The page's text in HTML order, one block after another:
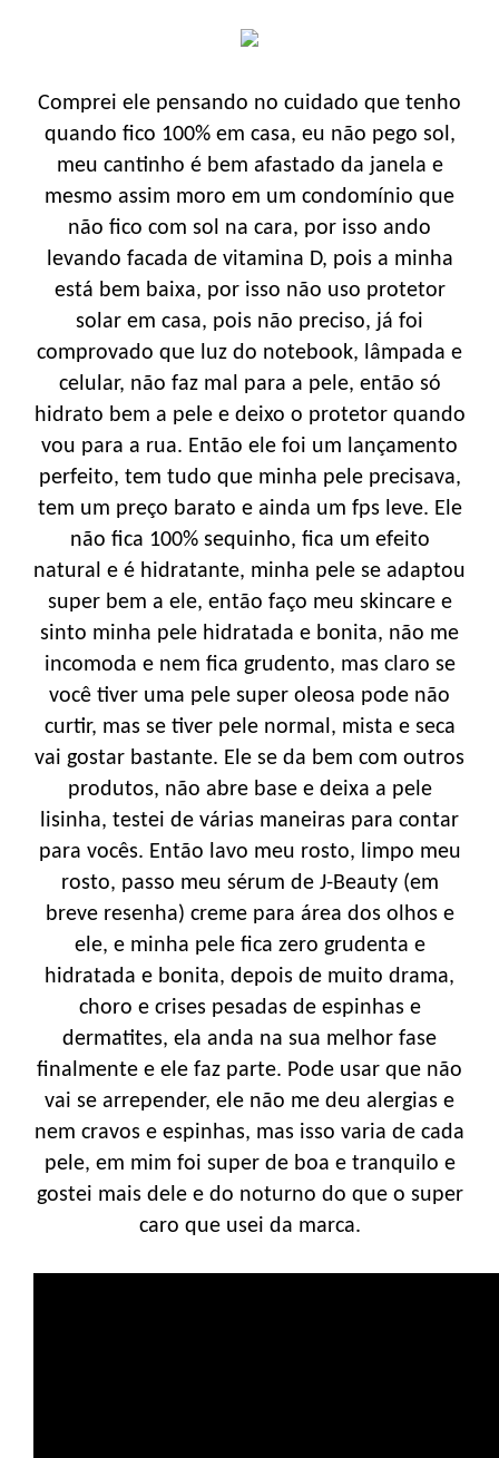
Comprei ele pensando no cuidado que tenho
quando fico 100% em casa, eu não pego sol,
meu cantinho é bem afastado da janela e
mesmo assim moro em um condomínio que
não fico com sol na cara, por isso ando
levando facada de vitamina D, pois a minha
está bem baixa, por isso não uso protetor
solar em casa, pois não preciso, já foi
comprovado que luz do notebook, lâmpada e
celular, não faz mal para a pele, então só
hidrato bem a pele e deixo o protetor quando
vou para a rua. Então ele foi um lançamento
perfeito, tem tudo que minha pele precisava,
tem um preço barato e ainda um fps leve. Ele
não fica 100% sequinho, fica um efeito
natural e é hidratante, minha pele se adaptou
super bem a ele, então faço meu skincare e
sinto minha pele hidratada e bonita, não me
incomoda e nem fica grudento, mas claro se
você tiver uma pele super oleosa pode não
curtir, mas se tiver pele normal, mista e seca
vai gostar bastante. Ele se da bem com outros
produtos, não abre base e deixa a pele
lisinha, testei de várias maneiras para contar
para vocês. Então lavo meu rosto, limpo meu
rosto, passo meu sérum de J-Beauty (em
breve resenha) creme para área dos olhos e
ele, e minha pele fica zero grudenta e
hidratada e bonita, depois de muito drama,
choro e crises pesadas de espinhas e
dermatites, ela anda na sua melhor fase
finalmente e ele faz parte. Pode usar que não
vai se arrepender, ele não me deu alergias e
nem cravos e espinhas, mas isso varia de cada
pele, em mim foi super de boa e tranquilo e
gostei mais dele e do noturno do que o super
caro que usei da marca.